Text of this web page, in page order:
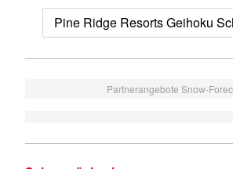
Pine Ridge Resorts Geihoku
Partnerangebote Snow-